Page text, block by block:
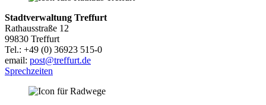
Stadtverwaltung Treffurt
Rathausstraße 12
99830 Treffurt
Tel.: +49 (0) 36923 515-0
email: post@treffurt.de
Sprechzeiten